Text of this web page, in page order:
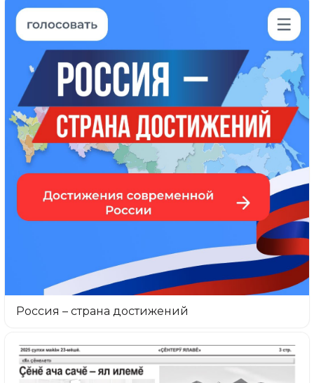
Россия – страна достижений